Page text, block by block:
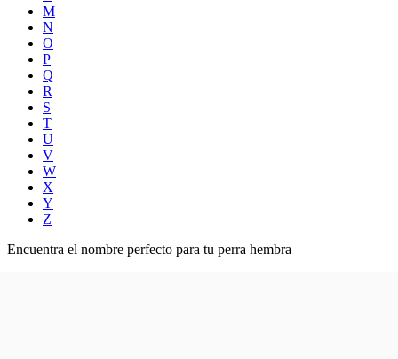
M
N
O
P
Q
R
S
T
U
V
W
X
Y
Z
Encuentra el nombre perfecto para tu perra hembra